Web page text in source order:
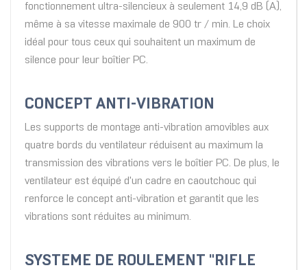
fonctionnement ultra-silencieux à seulement 14,9 dB (A),
même à sa vitesse maximale de 900 tr / min. Le choix
idéal pour tous ceux qui souhaitent un maximum de
silence pour leur boîtier PC.
CONCEPT ANTI-VIBRATION
Les supports de montage anti-vibration amovibles aux
quatre bords du ventilateur réduisent au maximum la
transmission des vibrations vers le boîtier PC. De plus, le
ventilateur est équipé d'un cadre en caoutchouc qui
renforce le concept anti-vibration et garantit que les
vibrations sont réduites au minimum.
SYSTEME DE ROULEMENT "RIFLE